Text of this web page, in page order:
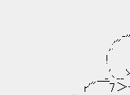
_,,,... --
,:'" ｀
! ヽ
_'､__ゝ'"
r'"￣7＞‐''"´